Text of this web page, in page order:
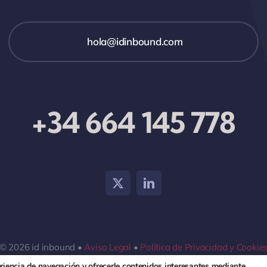
hola@idinbound.com
+34 664 145 778
© 2026 id inbound • Aviso Legal • Política de Privacidad y